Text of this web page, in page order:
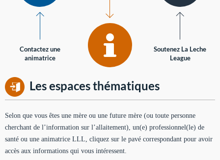
Contactez une
animatrice
Soutenez La Leche
League
Les espaces thématiques
Selon que vous êtes une mère ou une future mère (ou toute personne
cherchant de l’information sur l’allaitement), un(e) professionnel(le) de
santé ou une animatrice LLL, cliquez sur le pavé correspondant pour avoir
accès aux informations qui vous intéressent.